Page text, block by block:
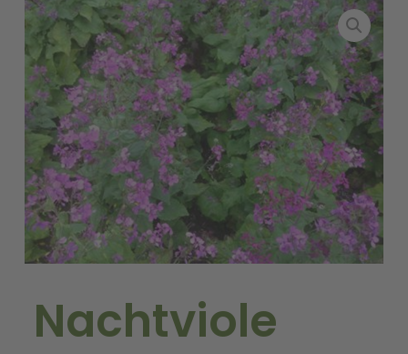
Nachtviole